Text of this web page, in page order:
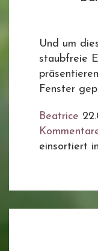
Und um
staubfreie
Fenster
Beatrice
einsortiert